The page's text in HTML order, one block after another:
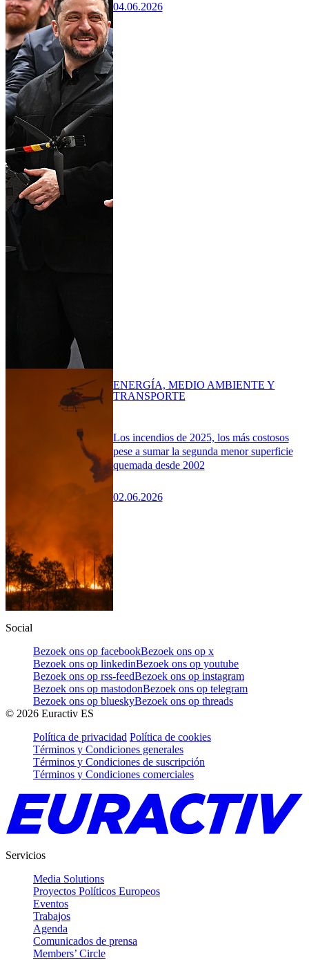
04.06.2026
Los incendios de 2025, los más costosos
pese a sumar la segunda menor superficie
quemada desde 2002
02.06.2026
ENERGÍA, MEDIO AMBIENTE Y
TRANSPORTE
Social
Bezoek ons op facebookBezoek ons op x
Bezoek ons op linkedinBezoek ons op youtube
Bezoek ons op rss-feedBezoek ons op instagram
Bezoek ons op mastodonBezoek ons op telegram
Bezoek ons op blueskyBezoek ons op threads
© 2026 Euractiv ES
Política de privacidad Política de cookies
Términos y Condiciones generales
Términos y Condiciones de suscripción
Términos y Condiciones comerciales
Servicios
Media Solutions
Proyectos Políticos Europeos
Eventos
Trabajos
Agenda
Comunicados de prensa
Members’ Circle